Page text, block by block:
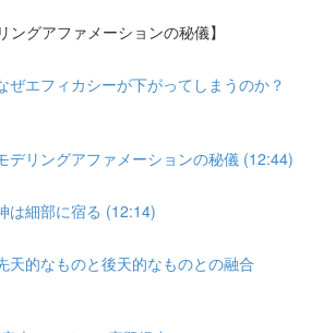
グアファメーションの秘儀】
エフィカシーが下がってしまうのか？
リングアファメーションの秘儀 (12:44)
は細部に宿る (12:14)
的なものと後天的なものとの融合